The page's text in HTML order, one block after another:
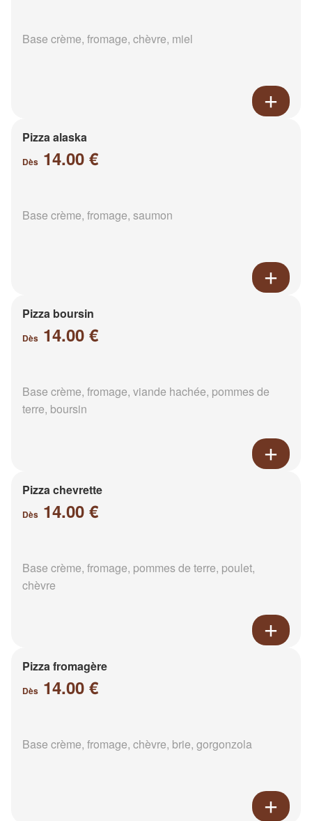
Base crème, fromage, chèvre, miel
Pizza alaska
Dès 14.00 €
Base crème, fromage, saumon
Pizza boursin
Dès 14.00 €
Base crème, fromage, viande hachée, pommes de
terre, boursin
Pizza chevrette
Dès 14.00 €
Base crème, fromage, pommes de terre, poulet,
chèvre
Pizza fromagère
Dès 14.00 €
Base crème, fromage, chèvre, brie, gorgonzola